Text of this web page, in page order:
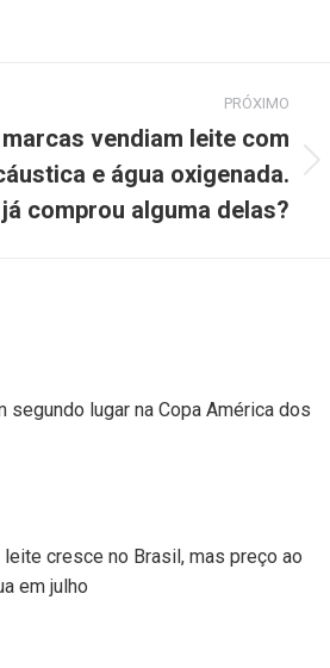
PRÓXIMO
vendiam leite com
e água oxigenada.
comprou alguma delas?
segundo lugar na Copa América dos
cresce no Brasil, mas preço ao
em julho